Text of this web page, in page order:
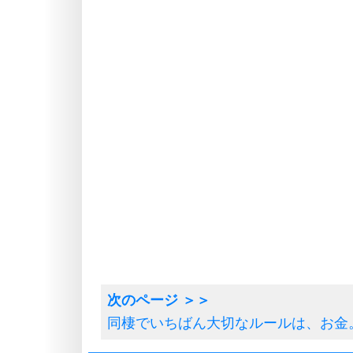
同棲でいちばん大切なルールは、お金